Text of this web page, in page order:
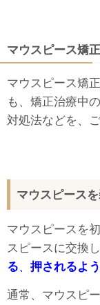
マウスピース矯
マウスピース矯
も、矯正治療中
対処法などを、
マウスピース
マウスピースを
スピースに交換
る、 押されるよ
通常、マウスピ